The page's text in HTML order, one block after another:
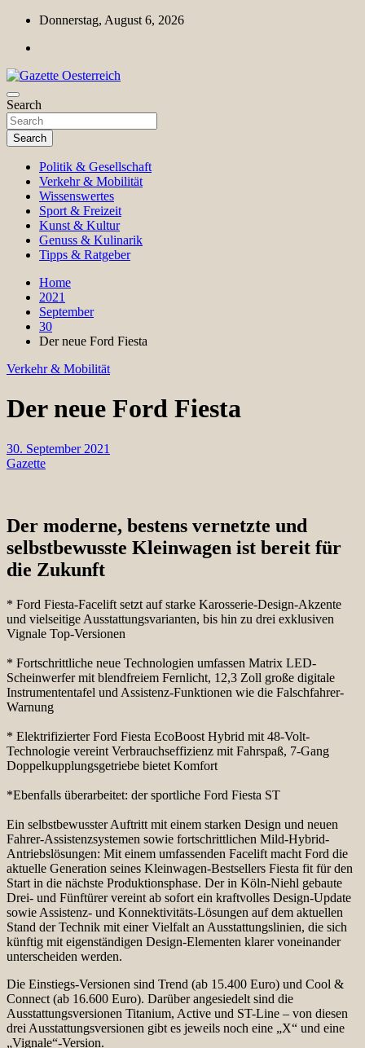
Skip
content
Donnerstag, August 6, 2026
Gazette Oesterreich
Magazin für Freizeit, Politik, Kultur & Wissenschaft
Search
Search
Politik & Gesellschaft
Verkehr & Mobilität
Wissenswertes
Sport & Freizeit
Kunst & Kultur
Genuss & Kulinarik
Tipps & Ratgeber
Home
2021
September
30
Der neue Ford Fiesta
Verkehr & Mobilität
Der neue Ford Fiesta
30. September 2021
Gazette
Der moderne, bestens vernetzte und
selbstbewusste Kleinwagen ist bereit für
die Zukunft
* Ford Fiesta-Facelift setzt auf starke Karosserie-Design-Akzente
und vielseitige Ausstattungsvarianten, bis hin zu drei exklusiven
Vignale Top-Versionen
* Fortschrittliche neue Technologien umfassen Matrix LED-
Scheinwerfer mit blendfreiem Fernlicht, 12,3 Zoll große digitale
Instrumententafel und Assistenz-Funktionen wie die Falschfahrer-
Warnung
* Elektrifizierter Ford Fiesta EcoBoost Hybrid mit 48-Volt-
Technologie vereint Verbrauchseffizienz mit Fahrspaß, 7-Gang
Doppelkupplungsgetriebe bietet Komfort
*Ebenfalls überarbeitet: der sportliche Ford Fiesta ST
Ein selbstbewusster Auftritt mit einem starken Design und neuen
Fahrer-Assistenzsystemen sowie fortschrittlichen Mild-Hybrid-
Antriebslösungen: Mit einem umfassenden Facelift macht Ford die
aktuelle Generation seines Kleinwagen-Bestsellers Fiesta fit für den
Start in die nächste Produktionsphase. Der in Köln-Niehl gebaute
Drei- und Fünftürer vereint ab sofort ein kraftvolles Design-Update
sowie Assistenz- und Konnektivitäts-Lösungen auf dem aktuellen
Stand der Technik mit einer Vielfalt an Ausstattungslinien, die sich
künftig mit eigenständigen Design-Elementen klarer voneinander
unterscheiden werden.
Die Einstiegs-Versionen sind Trend (ab 15.400 Euro) und Cool &
Connect (ab 16.600 Euro). Darüber angesiedelt sind die
Ausstattungsversionen Titanium, Active und ST-Line – von diesen
drei Ausstattungsversionen gibt es jeweils noch eine „X“ und eine
„Vignale“-Version.